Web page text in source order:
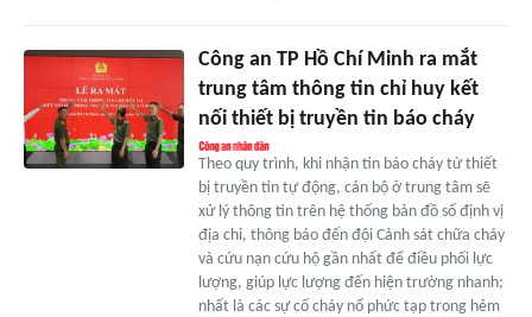
Công an TP Hồ Chí Minh ra mắt
trung tâm thông tin chỉ huy kết
nối thiết bị truyền tin báo cháy
Theo quy trình, khi nhận tin báo cháy từ thiết
bị truyền tin tự động, cán bộ ở trung tâm sẽ
xử lý thông tin trên hệ thống bản đồ số định vị
địa chỉ, thông báo đến đội Cảnh sát chữa cháy
và cứu nạn cứu hộ gần nhất để điều phối lực
lượng, giúp lực lượng đến hiện trường nhanh;
nhất là các sự cố cháy nổ phức tạp trong hẻm